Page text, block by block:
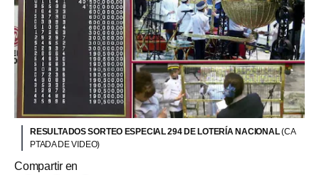
RESULTADOS SORTEO ESPECIAL 294 DE LOTERÍA NACIONAL(CA
PTADA DE VIDEO)
Compartir en